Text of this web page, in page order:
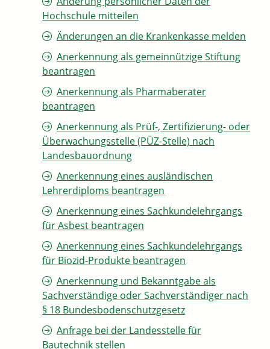
Hochschule mitteilen
Änderungen an die Krankenkasse melden
Anerkennung als gemeinnützige Stiftung
beantragen
Anerkennung als Pharmaberater
beantragen
Anerkennung als Prüf-, Zertifizierung- oder
Überwachungsstelle (PÜZ-Stelle) nach
Landesbauordnung
Anerkennung eines ausländischen
Lehrerdiploms beantragen
Anerkennung eines Sachkundelehrgangs
für Asbest beantragen
Anerkennung eines Sachkundelehrgangs
für Biozid-Produkte beantragen
Anerkennung und Bekanntgabe als
Sachverständige oder Sachverständiger nach
§ 18 Bundesbodenschutzgesetz
Anfrage bei der Landesstelle für
Bautechnik stellen